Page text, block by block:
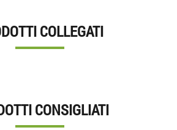
COLLEGATI
CONSIGLIATI